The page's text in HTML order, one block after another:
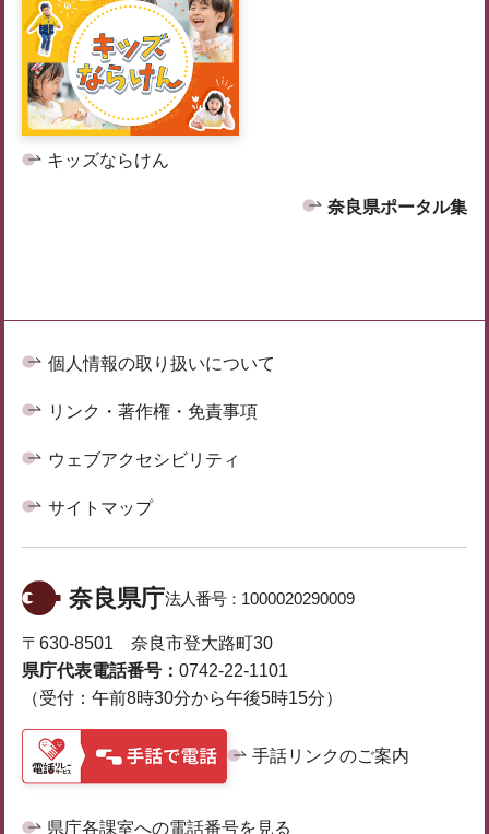
キッズならけん
奈良県ポータル集
個人情報の取り扱いについて
リンク・著作権・免責事項
ウェブアクセシビリティ
サイトマップ
奈良県庁法人番号： 1000020290009
〒630-8501 奈良市登大路町30
県庁代表電話番号： 0742-22-1101
（受付：午前8時30分から午後5時15分）
手話リンクのご案内
県庁各課室への電話番号を見る